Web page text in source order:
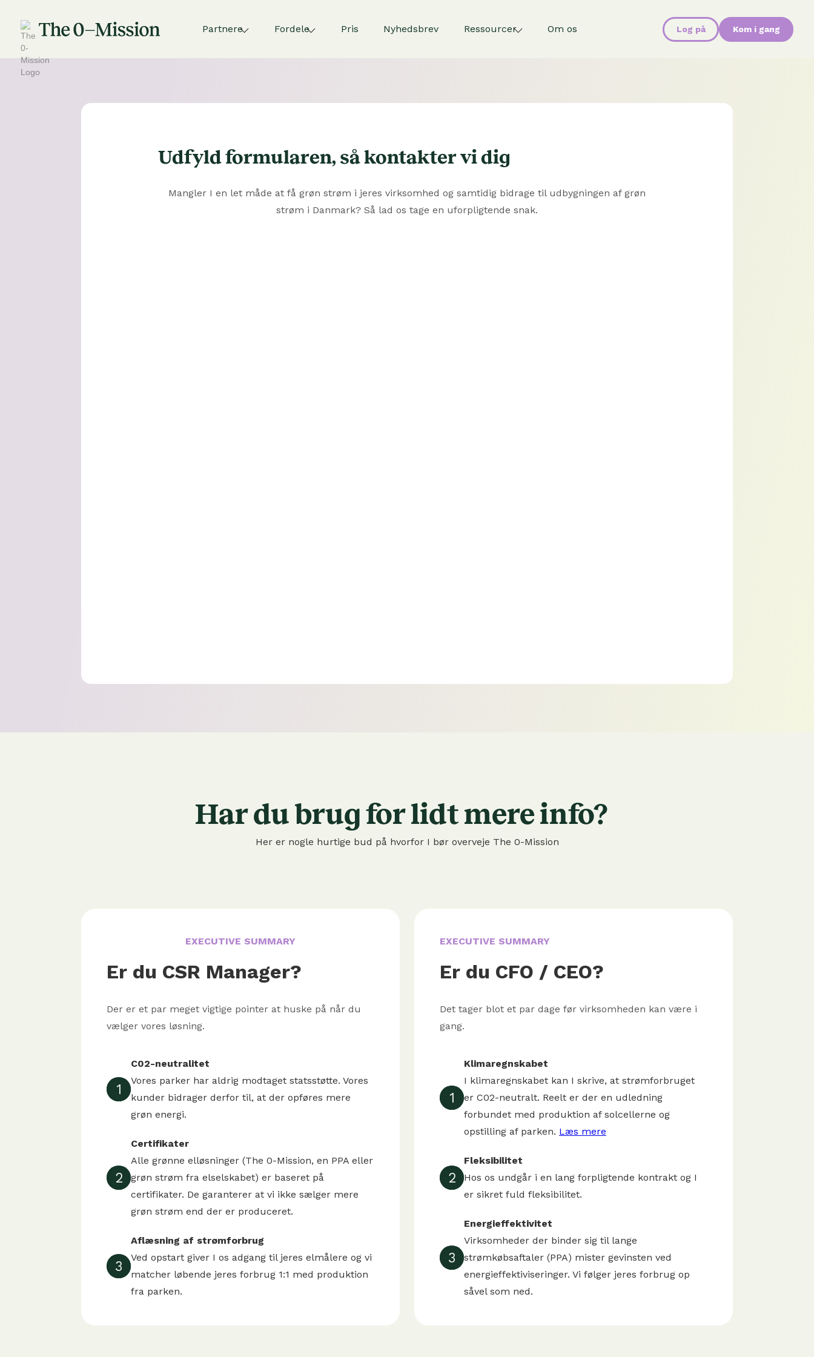
Partnere Fordele Pris Nyhedsbrev Ressourcer Om os Log på Kom i gang
Udfyld formularen, så kontakter vi dig
Mangler I en let måde at få grøn strøm i jeres virksomhed og samtidig bidrage til udbygningen af grøn
strøm i Danmark? Så lad os tage en uforpligtende snak.
Har du brug for lidt mere info?
Her er nogle hurtige bud på hvorfor I bør overveje The 0-Mission
EXECUTIVE SUMMARY
Er du CSR Manager?
Der er et par meget vigtige pointer at huske på når du
vælger vores løsning.
1
C02-neutralitet
Vores parker har aldrig modtaget statsstøtte. Vores
kunder bidrager derfor til, at der opføres mere
grøn energi.
2
Certifikater
Alle grønne elløsninger (The 0-Mission, en PPA eller
grøn strøm fra elselskabet) er baseret på
certifikater. De garanterer at vi ikke sælger mere
grøn strøm end der er produceret.
3
Aflæsning af strømforbrug
Ved opstart giver I os adgang til jeres elmålere og vi
matcher løbende jeres forbrug 1:1 med produktion
fra parken.
EXECUTIVE SUMMARY
Er du CFO / CEO?
Det tager blot et par dage før virksomheden kan være i
gang.
1
Klimaregnskabet
I klimaregnskabet kan I skrive, at strømforbruget
er C02-neutralt. Reelt er der en udledning
forbundet med produktion af solcellerne og
opstilling af parken. Læs mere
2
Fleksibilitet
Hos os undgår i en lang forpligtende kontrakt og I
er sikret fuld fleksibilitet.
3
Energieffektivitet
Virksomheder der binder sig til lange
strømkøbsaftaler (PPA) mister gevinsten ved
energieffektiviseringer. Vi følger jeres forbrug op
såvel som ned.